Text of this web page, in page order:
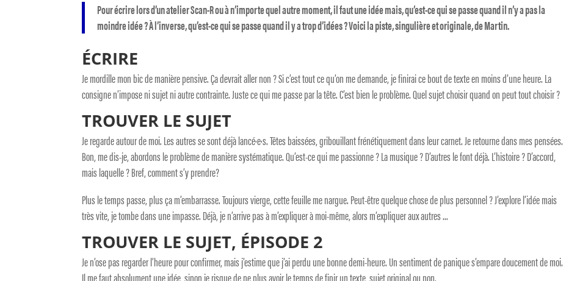
Pour écrire lors d’un atelier Scan-R ou à n’importe quel autre moment, il faut une idée mais, qu’est-ce qui se passe quand il n’y a pas la
moindre idée ? À l’inverse, qu’est-ce qui se passe quand il y a trop d’idées ? Voici la piste, singulière et originale, de Martin.
ÉCRIRE
Je mordille mon bic de manière pensive. Ça devrait aller non ? Si c’est tout ce qu’on me demande, je finirai ce bout de texte en moins d’une heure. La
consigne n’impose ni sujet ni autre contrainte. Juste ce qui me passe par la tête. C’est bien le problème. Quel sujet choisir quand on peut tout choisir ?
TROUVER LE SUJET
Je regarde autour de moi. Les autres se sont déjà lancé·e·s. Têtes baissées, gribouillant frénétiquement dans leur carnet. Je retourne dans mes pensées.
Bon, me dis-je, abordons le problème de manière systématique. Qu’est-ce qui me passionne ? La musique ? D’autres le font déjà. L’histoire ? D’accord,
mais laquelle ? Bref, comment s’y prendre?
Plus le temps passe, plus ça m’embarrasse. Toujours vierge, cette feuille me nargue. Peut-être quelque chose de plus personnel ? J’explore l’idée mais
très vite, je tombe dans une impasse. Déjà, je n’arrive pas à m’expliquer à moi-même, alors m’expliquer aux autres …
TROUVER LE SUJET, ÉPISODE 2
Je n’ose pas regarder l’heure pour confirmer, mais j’estime que j’ai perdu une bonne demi-heure. Un sentiment de panique s’empare doucement de moi.
Il me faut absolument une idée, sinon je risque de ne plus avoir le temps de finir un texte, sujet original ou non.